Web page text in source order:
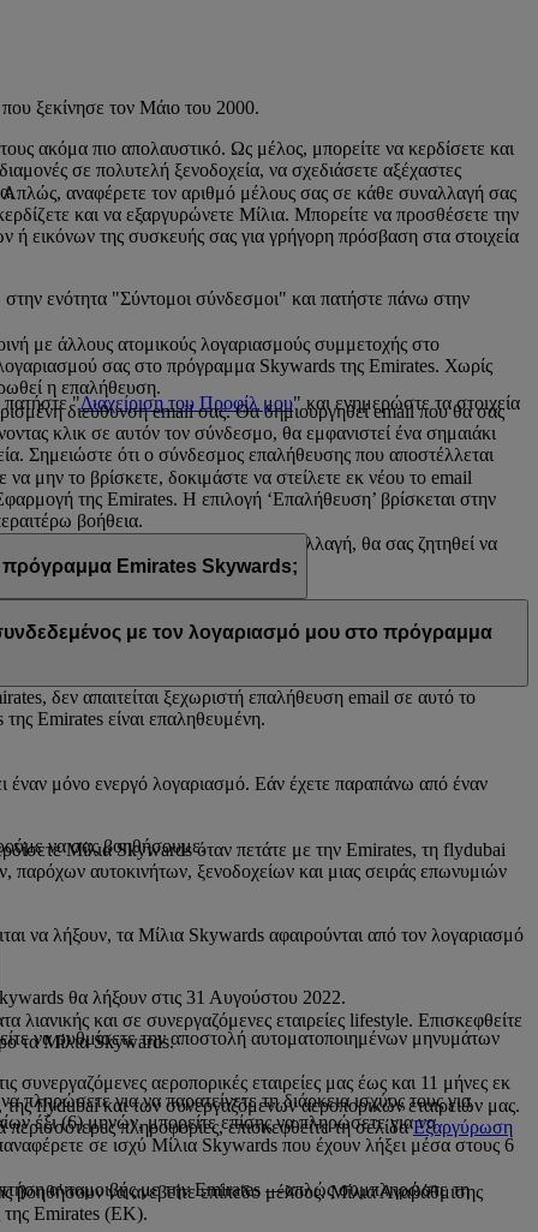
ξεκίνησε τον Μάιο του 2000.
ακόμα πιο απολαυστικό. Ως μέλος, μπορείτε να κερδίσετε και
σε πολυτελή ξενοδοχεία, να σχεδιάσετε αξέχαστες
αναφέρετε τον αριθμό μέλους σας σε κάθε συναλλαγή σας
και να εξαργυρώνετε Μίλια. Μπορείτε να προσθέσετε την
εικόνων της συσκευής σας για γρήγορη πρόσβαση στα στοιχεία
ενότητα "Σύντομοι σύνδεσμοι" και πατήστε πάνω στην
πατήστε "Διαχείριση του Προφίλ μου" και ενημερώστε τα στοιχεία
με άλλους ατομικούς λογαριασμούς συμμετοχής στο
σας στο πρόγραμμα Skywards της Emirates. Χωρίς
η επαλήθευση.
διεύθυνση email σας. Θα δημιουργηθεί email που θα σας
κλικ σε αυτόν τον σύνδεσμο, θα εμφανιστεί ένα σημαιάκι
Σημειώστε ότι ο σύνδεσμος επαλήθευσης που αποστέλλεται
μην το βρίσκετε, δοκιμάστε να στείλετε εκ νέου το email
της Emirates. Η επιλογή ‘Επαλήθευση’ βρίσκεται στην
βοήθεια.
email σας. Μόλις κάνετε αυτή την αλλαγή, θα σας ζητηθεί να
πρόγραμμα Emirates Skywards;
στην επαλήθευση.Επικοινωνήστε μαζί μαςγια
με τον λογαριασμό μου στο πρόγραμμα
δεν απαιτείται ξεχωριστή επαλήθευση email σε αυτό το
Emirates είναι επαληθευμένη.
μόνο ενεργό λογαριασμό. Εάν έχετε παραπάνω από έναν
να σας βοηθήσουμε.
Μίλια Skywards όταν πετάτε με την Emirates, τη flydubai
αυτοκινήτων, ξενοδοχείων και μιας σειράς επωνυμιών
να λήξουν, τα Μίλια Skywards αφαιρούνται από τον λογαριασμό
θα λήξουν στις 31 Αυγούστου 2022.
να ρυθμίσετε την αποστολή αυτοματοποιημένων μηνυμάτων
για να παρατείνετε τη διάρκεια ισχύος τους για
έξι (6) μηνών, μπορείτε επίσης να πληρώσετε για να
και σε συνεργαζόμενες εταιρείες lifestyle. Επισκεφθείτε
τα Μίλια Skywards.
συνεργαζόμενες αεροπορικές εταιρείες μας έως και 11 μήνες εκ
σε ισχύ Μίλια Skywards που έχουν λήξει μέσα στους 6
flydubai και των συνεργαζόμενων αεροπορικών εταιρειών μας.
πληροφορίες, επισκεφθείτε τη σελίδαΕξαργύρωση
ανταμοιβής με την Emirates —απλώς συμπληρώστε τη
βοηθήσουν να ανεβείτε επίπεδο μέλους. Μίλια Αναβάθμισης
της Emirates (EK).